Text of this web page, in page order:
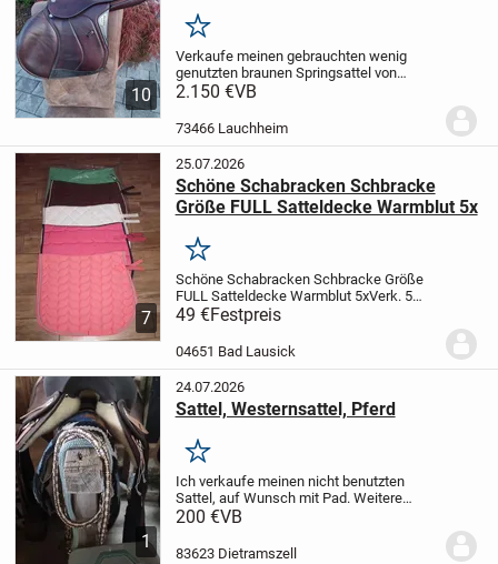
10
Merken
Verkaufe meinen gebrauchten wenig
genutzten braunen Springsattel von
Equiline. Er hat die normalen
Top Zustand. Hinten hat er eine kleine
2.150 €VB
73466 Lauchheim
7
25.07.2026
Schöne Schabracken Schbracke
Größe FULL Satteldecke Warmblut 5x
Merken
Schöne Schabracken Schbracke Größe
FULL Satteldecke Warmblut 5xVerk. 5
schöne Schabracken, in verschiedenen
Farben, alles Größe Full, verschiedene
Stepung, mit Zierbiese, alle noch
49 €Festpreis
04651 Bad Lausick
1
24.07.2026
Sattel, Westernsattel, Pferd
Merken
Ich verkaufe meinen nicht benutzten
Sattel, auf Wunsch mit Pad. Weitere
Bilder sind auf Anfrage möglich. Geeignet
200 €VB
83623 Dietramszell